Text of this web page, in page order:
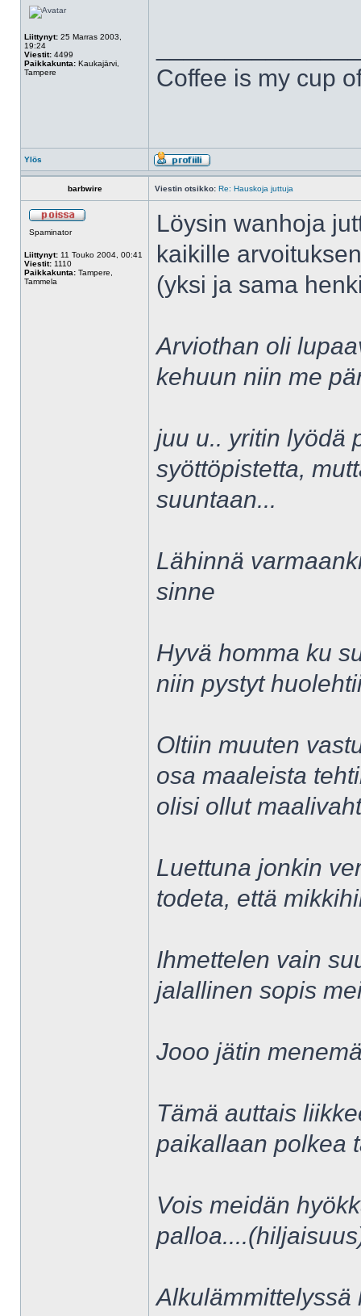
Liittynyt: 25 Marras 2003,
19:24
Viestit: 4499
Paikkakunta: Kaukajärvi,
Tampere
Coffee is my cup
Ylös
barbwire Viestin otsikko: Re: Hauskoja juttuja
Spaminator
Liittynyt: 11 Touko 2004, 00:41
Viestit: 1110
Paikkakunta: Tampere,
Tammela
Löysin wanhoja
kaikille
(yksi ja sama
Arviothan oli
kehuun niin me
juu u.. yritin lyödä
syöttöpistetta,
suuntaan...
Lähinnä
sinne
Hyvä homma ku
niin pystyt
Oltiin muuten
osa maaleista
olisi ollut
Luettuna jonkin
todeta, että
Ihmettelen vain
jalallinen sopis
Jooo jätin
Tämä auttais
paikallaan polkea
Vois meidän
Alkulämmittelyssä